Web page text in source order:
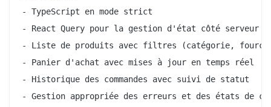
- TypeScript en mode strict
- React Query pour la gestion d'état côté serveur
- Liste de produits avec filtres (catégorie,
- Panier d'achat avec mises à jour en temps réel
- Historique des commandes avec suivi de statut
- Gestion appropriée des erreurs et des états de